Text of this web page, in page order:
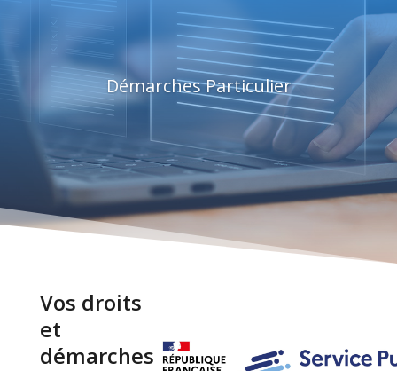
Démarches Particulier
Vos droits
et
démarches